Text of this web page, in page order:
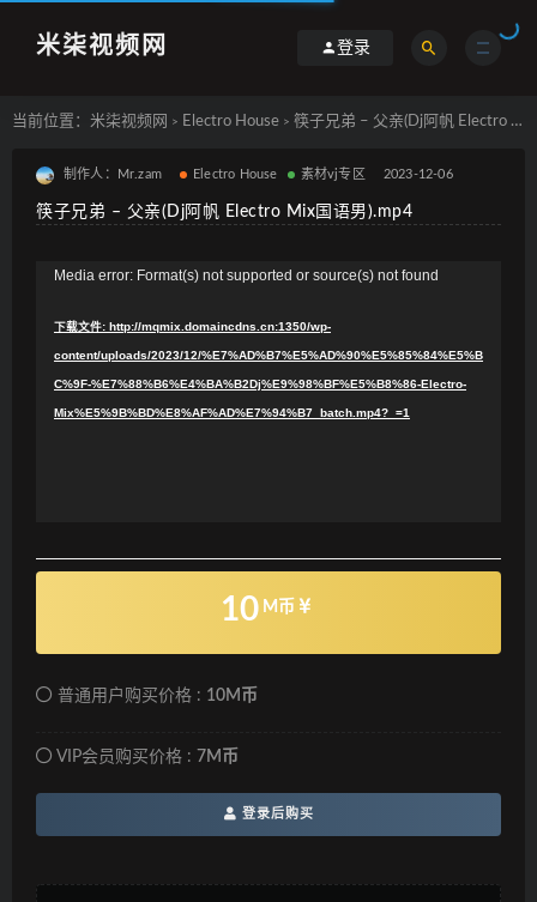
米柒视频网 登录
当前位置： 米柒视频网 > Electro House > 筷子兄弟 – 父亲(Dj阿帆 Electro Mix国语男).mp4
制作人：Mr.zam Electro House 素材vj专区 2023-12-06
筷子兄弟 – 父亲(Dj阿帆 Electro Mix国语男).mp4
Media error: Format(s) not supported or source(s) not found
下载文件: http://mqmix.domaincdns.cn:1350/wp-
content/uploads/2023/12/%E7%AD%B7%E5%AD%90%E5%85%84%E5%B
C%9F-%E7%88%B6%E4%BA%B2Dj%E9%98%BF%E5%B8%86-Electro-
Mix%E5%9B%BD%E8%AF%AD%E7%94%B7_batch.mp4?_=1
10 M币
普通用户购买价格 : 10M币
VIP会员购买价格 : 7M币
登录后购买